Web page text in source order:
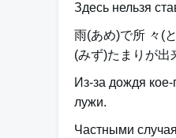
Здесь нельзя
雨(あめ)で所 々(
(みず)たまりが出
Из-за дождя кое-
лужи.
Частными